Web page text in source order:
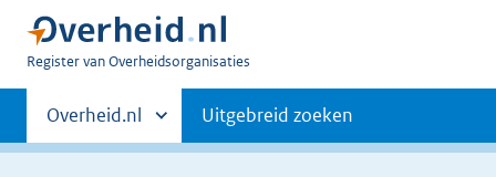
U
Register van Overheidsorganisaties
Primaire
navigatie
Andere
sites
Overheid.nl Uitgebreid zoeken